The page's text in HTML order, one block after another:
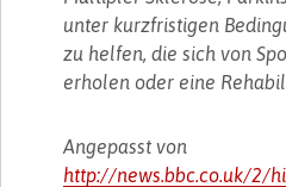
unter kurzfristigen
zu helfen, die sich von
erholen oder eine
Angepasst von
http://news.bbc.co.uk/2/